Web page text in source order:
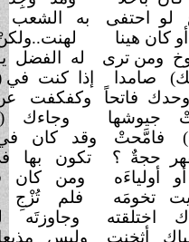
أو رامَ المذلة طائعا
عزُّهُ كان مانعا
يوما إن دُعيتَمُمانعا؟
في (حورانَ) أجرمتَواقعا؟
تلك الربوع مدامعا
(أوباما) ذليلا.. وضارعا
رسم الخرائط بارعا
في حرمة الشعب راتعا
في فن العمالة ظالعا
جنداً نحوه..أو مَدافعا
لما جنيتَ الفظائعا
في (الجزيرة) ذائعا